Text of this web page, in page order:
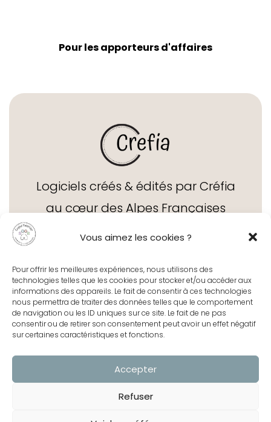
Vous aimez les cookies ?
Pour offrir les meilleures expériences, nous utilisons des
technologies telles que les cookies pour stocker et/ou accéder aux
informations des appareils. Le fait de consentir à ces technologies
nous permettra de traiter des données telles que le comportement
de navigation ou les ID uniques sur ce site. Le fait de ne pas
consentir ou de retirer son consentement peut avoir un effet négatif
sur certaines caractéristiques et fonctions.
Accepter
Refuser
Pour les apporteurs d'affaires
Logiciels créés & édités par Créfia
au cœur des Alpes Françaises
depuis 1995
Contact
Centre d'aide